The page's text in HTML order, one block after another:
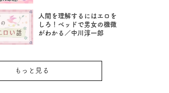
人間を理解するにはエロを
しろ！ベッドで男女の機微
がわかる／中川淳一郎
もっと見る